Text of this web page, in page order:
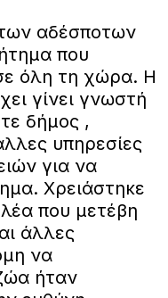
αδέσποτων
που
όλη τη χώρα. Η
γίνει γνωστή
δήμος ,
υπηρεσίες
για να
Χρειάστηκε
που μετέβη
άλλες
να
ήταν